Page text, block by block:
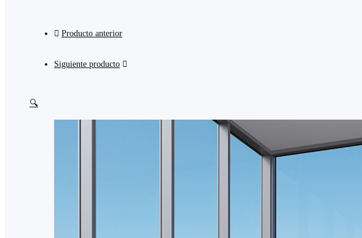
Producto anterior
Siguiente producto
🔍